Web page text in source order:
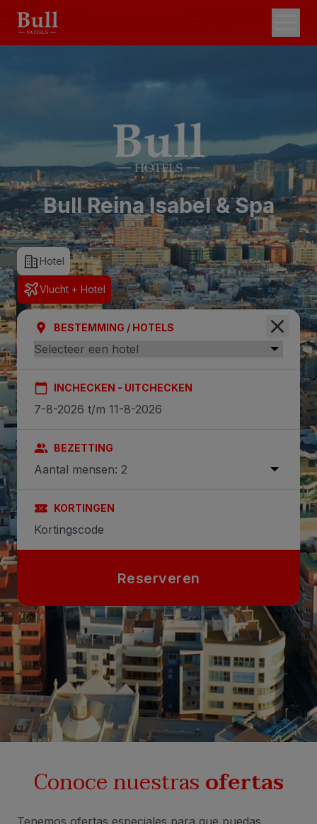
Bull Reina Isabel & Spa
Hotel
Vlucht + Hotel
BESTEMMING / HOTELS
INCHECKEN - UITCHECKEN
BEZETTING
Aantal mensen: 2
KORTINGEN
Reserveren
Conoce nuestrasofertas
Tenemos ofertas especiales para que puedas